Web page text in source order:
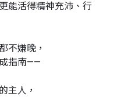
能活得精神充沛、行
不嫌晚，
指南——
主人，